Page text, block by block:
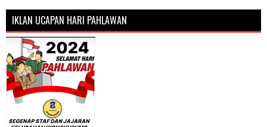
IKLAN UCAPAN HARI PAHLAWAN